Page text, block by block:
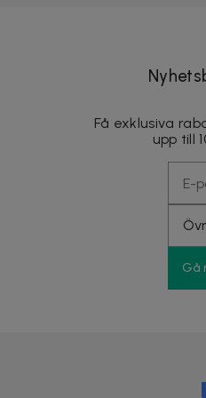
Få exklusiva
upp till
Gå